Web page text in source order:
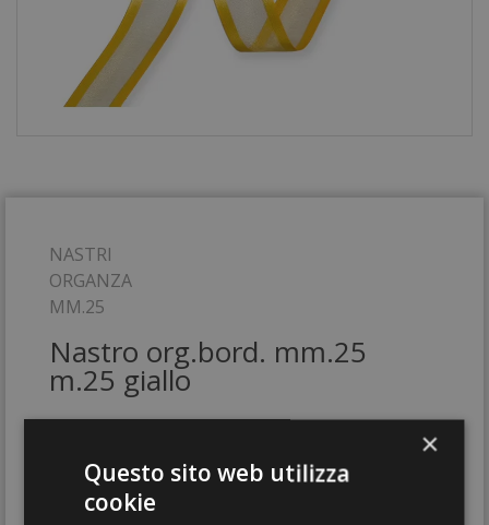
NASTRI
ORGANZA
MM.25
Nastro org.bord. mm.25
m.25 giallo
Nastro
con bordino
×
Questo sito web utilizza
cookie